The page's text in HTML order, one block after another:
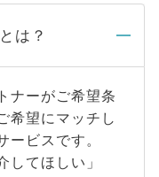
は？
ナーがご希望条
希望にマッチし
ビスです。
してほしい」